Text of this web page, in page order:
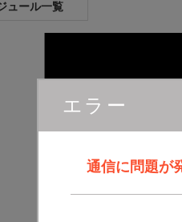
エラー
通信に問題が
ュール一覧